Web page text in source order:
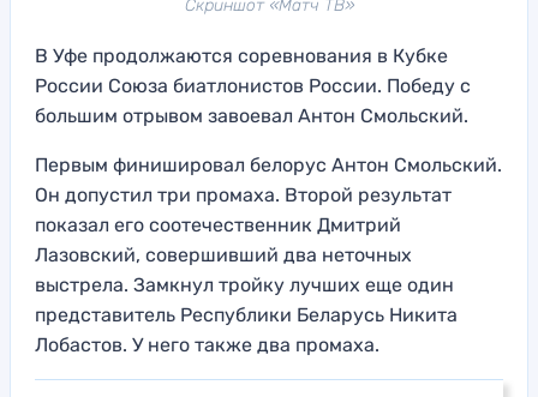
Скриншот «Матч ТВ»
В Уфе продолжаются соревнования в Кубке
России Союза биатлонистов России. Победу с
большим отрывом завоевал Антон Смольский.
Первым финишировал белорус Антон Смольский.
Он допустил три промаха. Второй результат
показал его соотечественник Дмитрий
Лазовский, совершивший два неточных
выстрела. Замкнул тройку лучших еще один
представитель Республики Беларусь Никита
Лобастов. У него также два промаха.